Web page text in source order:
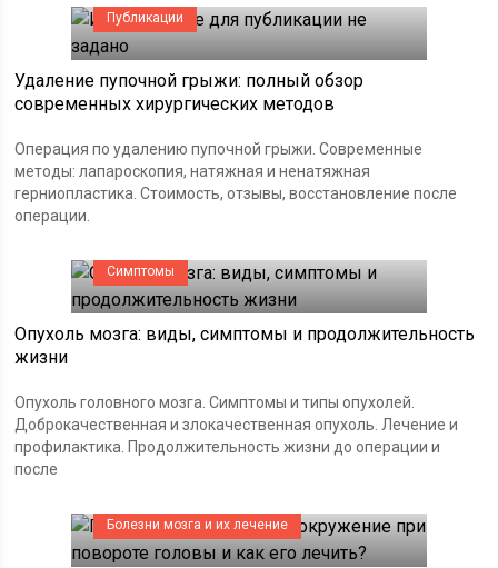
Публикации
Удаление пупочной грыжи: полный обзор
современных хирургических методов
Операция по удалению пупочной грыжи. Современные
методы: лапароскопия, натяжная и ненатяжная
герниопластика. Стоимость, отзывы, восстановление после
операции.
Симптомы
Опухоль мозга: виды, симптомы и продолжительность
жизни
Опухоль головного мозга. Симптомы и типы опухолей.
Доброкачественная и злокачественная опухоль. Лечение и
профилактика. Продолжительность жизни до операции и
после
Болезни мозга и их лечение